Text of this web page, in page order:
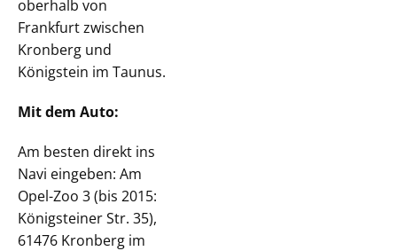
oberhalb von
Frankfurt zwischen
Kronberg und
Königstein im Taunus.
Mit dem Auto:
Am besten direkt ins
Navi eingeben: Am
Opel-Zoo 3 (bis 2015:
Königsteiner Str. 35),
61476 Kronberg im